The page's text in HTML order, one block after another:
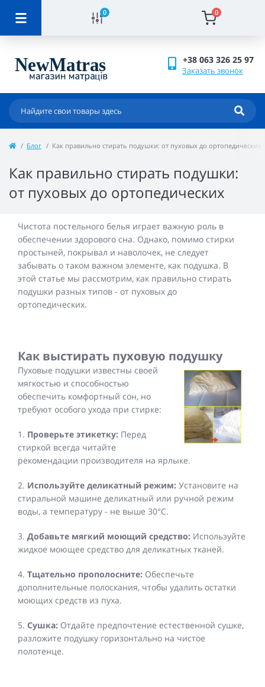
0 0
+38 063 326 25 97
Заказать звонок
Блог Как правильно стирать подушки: от пуховых до ортопедических
Как правильно стирать подушки:
от пуховых до ортопедических
Чистота постельного белья играет важную роль в
обеспечении здорового сна. Однако, помимо стирки
простыней, покрывал и наволочек, не следует
забывать о таком важном элементе, как подушка. В
этой статье мы рассмотрим, как правильно стирать
подушки разных типов - от пуховых до
ортопедических.
Как выстирать пуховую подушку
Пуховые подушки известны своей
мягкостью и способностью
обеспечить комфортный сон, но
требуют особого ухода при стирке:
1. Проверьте этикетку: Перед
стиркой всегда читайте
рекомендации производителя на ярлыке.
2. Используйте деликатный режим: Установите на
стиральной машине деликатный или ручной режим
воды, а температуру - не выше 30°C.
3. Добавьте мягкий моющий средство: Используйте
жидкое моющее средство для деликатных тканей.
4. Тщательно прополосните: Обеспечьте
дополнительные полоскания, чтобы удалить остатки
моющих средств из пуха.
5. Сушка: Отдайте предпочтение естественной сушке,
разложите подушку горизонтально на чистое
полотенце.